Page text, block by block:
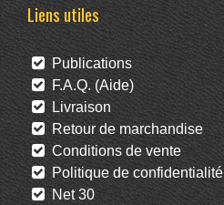
Liens utiles
Publications
F.A.Q. (Aide)
Livraison
Retour de marchandise
Conditions de vente
Politique de confidentialité
Net 30